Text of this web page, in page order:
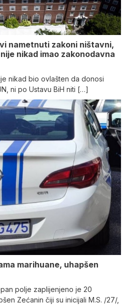
nametnuti zakoni ništavni,
nikad imao zakonodavna
nikad bio ovlašten da donosi
ni po Ustavu BiH niti […]
marihuane, uhapšen
polje zaplijenjeno je 20
Zećanin čiji su inicijali M.S. /27/,